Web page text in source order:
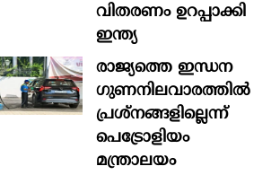
വിതരണം ഉറപ്പാക്കി
ഇന്ത്യ
രാജ്യത്തെ ഇന്ധന
ഗുണനിലവാരത്തില്‍
പ്രശ്‌നങ്ങളില്ലെന്ന്
പെട്രോളിയം
മന്ത്രാലയം